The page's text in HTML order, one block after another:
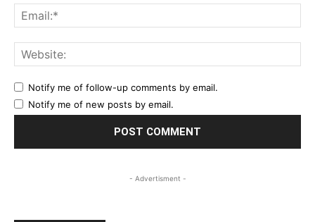
Notify me of follow-up comments by email.
Notify me of new posts by email.
- Advertisment -